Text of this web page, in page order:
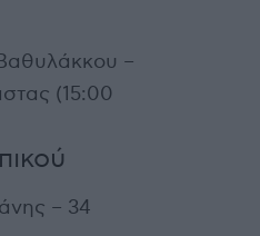
–
(15:00
– 34